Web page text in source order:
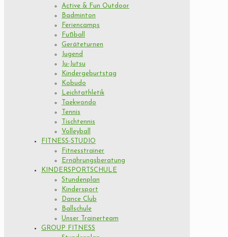
Active & Fun Outdoor
Badminton
Feriencamps
Fußball
Geräteturnen
Jugend
Ju-Jutsu
Kindergeburtstag
Kobudo
Leichtathletik
Taekwondo
Tennis
Tischtennis
Volleyball
FITNESS-STUDIO
Fitnesstrainer
Ernährungsberatung
KINDERSPORTSCHULE
Stundenplan
Kindersport
Dance Club
Ballschule
Unser Trainerteam
GROUP FITNESS